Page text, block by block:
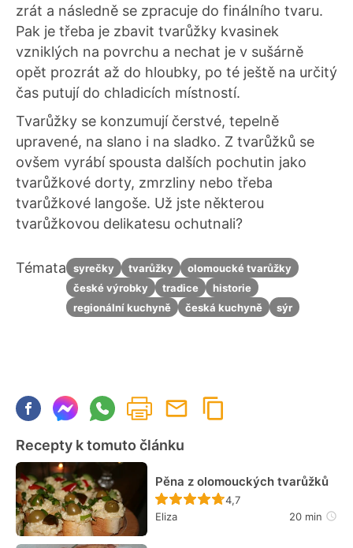
zrát a následně se zpracuje do finálního tvaru.
Pak je třeba je zbavit tvarůžky kvasinek
vzniklých na povrchu a nechat je v sušárně
opět prozrát až do hloubky, po té ještě na určitý
čas putují do chladicích místností.
Tvarůžky se konzumují čerstvé, tepelně
upravené, na slano i na sladko. Z tvarůžků se
ovšem vyrábí spousta dalších pochutin jako
tvarůžkové dorty, zmrzliny nebo třeba
tvarůžkové langoše. Už jste některou
tvarůžkovou delikatesu ochutnali?
Témata syrečky tvarůžky
olomoucké tvarůžky
české výrobky
tradice
historie
regionální kuchyně
česká kuchyně sýr
Recepty k tomuto článku
Pěna z olomouckých tvarůžků
Recept ještě nebyl
4,7
Eliza
20 min